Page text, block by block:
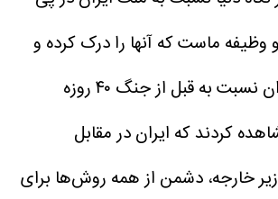
و وظیفه ماست که آنها را درک کرده و
سخنگوی کمیسیون امنیت ملی و سیاست خارجی مجلس ادامه داد: وزیر خارجه تاکید داشت که موقعیت جمهوری اسلامی ایران نسبت به قبل از جنگ ۴۰ روزه
کردند که ایران در مقابل
خارجه، دشمن از همه روش‌ها برای